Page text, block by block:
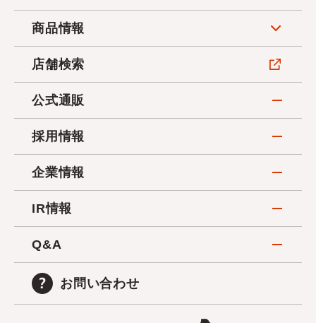
商品情報
店舗検索
公式通販
採用情報
企業情報
IR情報
Q&A
お問い合わせ